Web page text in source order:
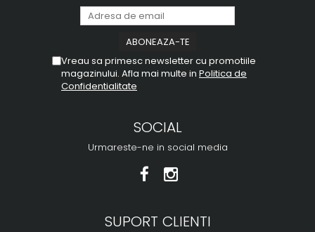
Vreau sa primesc newsletter cu promotiile
magazinului. Afla mai multe in Politica de
Confidentialitate
SOCIAL
Urmareste-ne in social media
SUPORT CLIENTI